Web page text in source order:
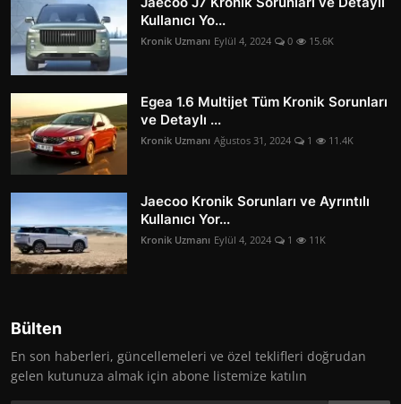
Kullanıcı Yo...
Kronik Uzmanı Eylül 4, 2024 0 15.6K
Egea 1.6 Multijet Tüm Kronik Sorunları
ve Detaylı ...
Kronik Uzmanı Ağustos 31, 2024 1 11.4K
Jaecoo Kronik Sorunları ve Ayrıntılı
Kullanıcı Yor...
Kronik Uzmanı Eylül 4, 2024 1 11K
Bülten
En son haberleri, güncellemeleri ve özel teklifleri doğrudan
gelen kutunuza almak için abone listemize katılın